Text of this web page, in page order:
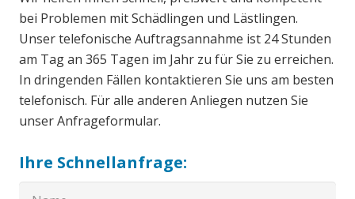
bei Problemen mit Schädlingen und Lästlingen.
Unser telefonische Auftragsannahme ist 24 Stunden
am Tag an 365 Tagen im Jahr zu für Sie zu erreichen.
In dringenden Fällen kontaktieren Sie uns am besten
telefonisch. Für alle anderen Anliegen nutzen Sie
unser Anfrageformular.
Ihre Schnellanfrage: